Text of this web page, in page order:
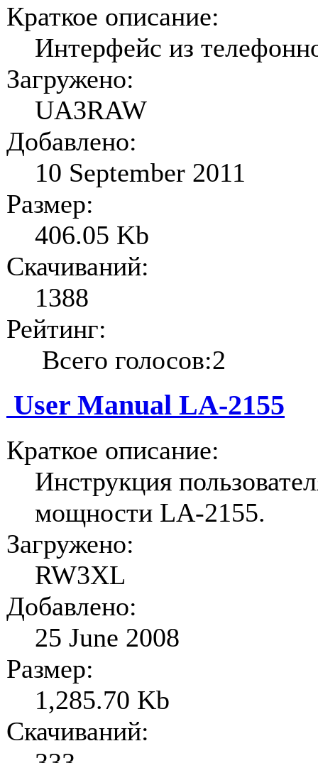
Краткое описание:
Интерфейс из
Загружено:
UA3RAW
Добавлено:
10 September 2011
Размер:
406.05 Kb
Скачиваний:
1388
Рейтинг:
Всего голосов:2
User Manual LA-2155
Краткое описание:
Инструкция
мощности LA-2155.
Загружено:
RW3XL
Добавлено:
25 June 2008
Размер:
1,285.70 Kb
Скачиваний: